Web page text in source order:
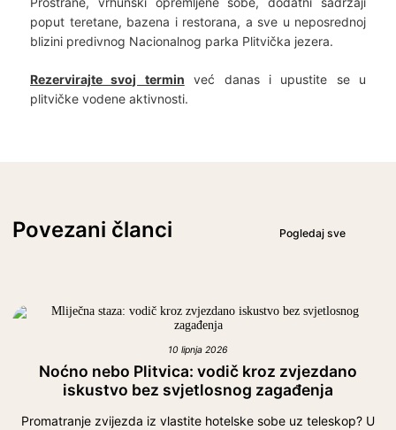
poput teretane, bazena i restorana, a sve u neposrednoj
blizini predivnog Nacionalnog parka Plitvička jezera.
Rezervirajte svoj termin već danas i upustite se u
plitvičke vodene aktivnosti.
Povezani članci Pogledaj sve
10 lipnja 2026
Noćno nebo Plitvica: vodič kroz zvjezdano
iskustvo bez svjetlosnog zagađenja
Promatranje zvijezda iz vlastite hotelske sobe uz teleskop? U